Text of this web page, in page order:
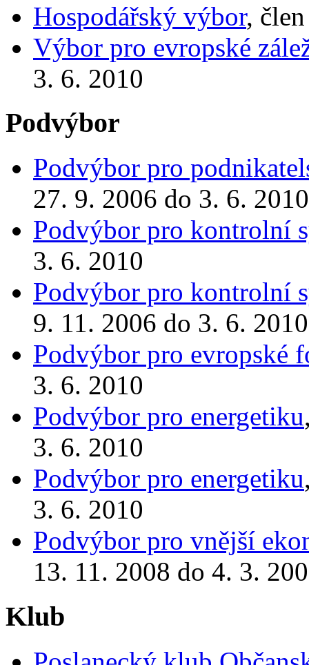
Hospodářský výbor,
Výbor pro evropské
3. 6. 2010
Podvýbor
Podvýbor pro
27. 9. 2006 do 3. 6. 2010
Podvýbor pro kontrolní
3. 6. 2010
Podvýbor pro kontrolní
9. 11. 2006 do 3. 6. 2010
Podvýbor pro evropské
3. 6. 2010
Podvýbor pro energetiku
3. 6. 2010
Podvýbor pro energetiku
3. 6. 2010
Podvýbor pro vnější
13. 11. 2008 do 4. 3.
Klub